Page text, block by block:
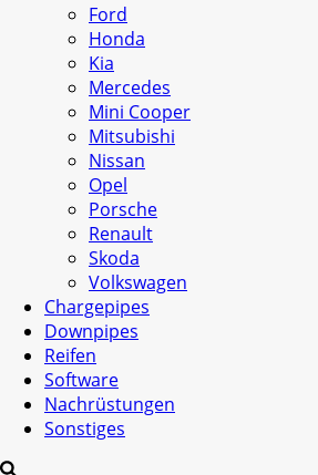
Ford
Honda
Kia
Mercedes
Mini Cooper
Mitsubishi
Nissan
Opel
Porsche
Renault
Skoda
Volkswagen
Chargepipes
Downpipes
Reifen
Software
Nachrüstungen
Sonstiges